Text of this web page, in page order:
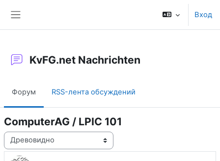
Вход
KvFG.net Nachrichten
Форум RSS-лента обсуждений
ComputerAG / LPIC 101
Режим отображения